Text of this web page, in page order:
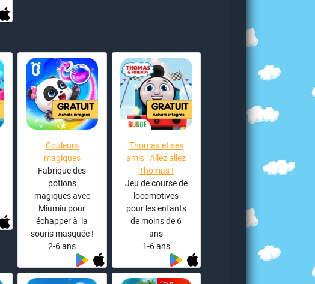
Couleurs
magiques
Fabrique des
potions
magiques avec
Miumiu pour
échapper à la
souris masquée !
2-6 ans
Thomas et ses
amis : Allez allez
Thomas !
Jeu de course de
locomotives
pour les enfants
de moins de 6
ans
1-6 ans